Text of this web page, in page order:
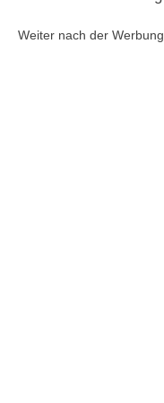
Weiter nach der Werbung